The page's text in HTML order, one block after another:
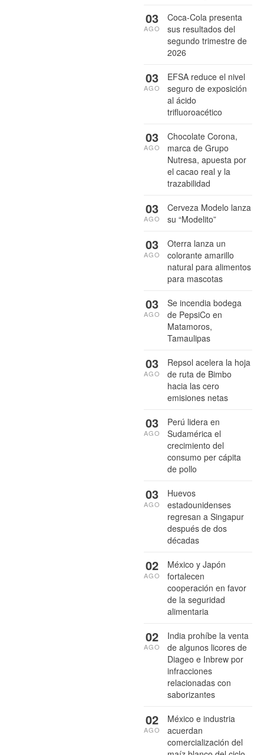
Coca-Cola presenta
sus resultados del
segundo trimestre de
2026
03
AGO
EFSA reduce el nivel
seguro de exposición
al ácido
trifluoroacético
03
AGO
Chocolate Corona,
marca de Grupo
Nutresa, apuesta por
el cacao real y la
trazabilidad
03
AGO
Cerveza Modelo lanza
su “Modelito”
03
AGO
Oterra lanza un
colorante amarillo
natural para alimentos
para mascotas
03
AGO
Se incendia bodega
de PepsiCo en
Matamoros,
Tamaulipas
03
AGO
Repsol acelera la hoja
de ruta de Bimbo
hacia las cero
emisiones netas
03
AGO
Perú lidera en
Sudamérica el
crecimiento del
consumo per cápita
de pollo
03
AGO
Huevos
estadounidenses
regresan a Singapur
después de dos
décadas
03
AGO
México y Japón
fortalecen
cooperación en favor
de la seguridad
alimentaria
02
AGO
India prohíbe la venta
de algunos licores de
Diageo e Inbrew por
infracciones
relacionadas con
saborizantes
02
AGO
México e industria
acuerdan
comercialización del
02
AGO